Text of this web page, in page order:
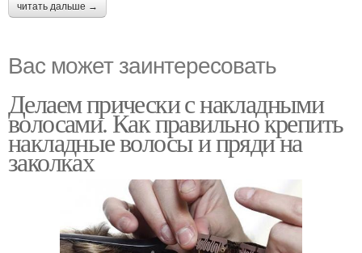
читать дальше →
Вас может заинтересовать
Делаем прически с накладными
волосами. Как правильно крепить
накладные волосы и пряди на
заколках